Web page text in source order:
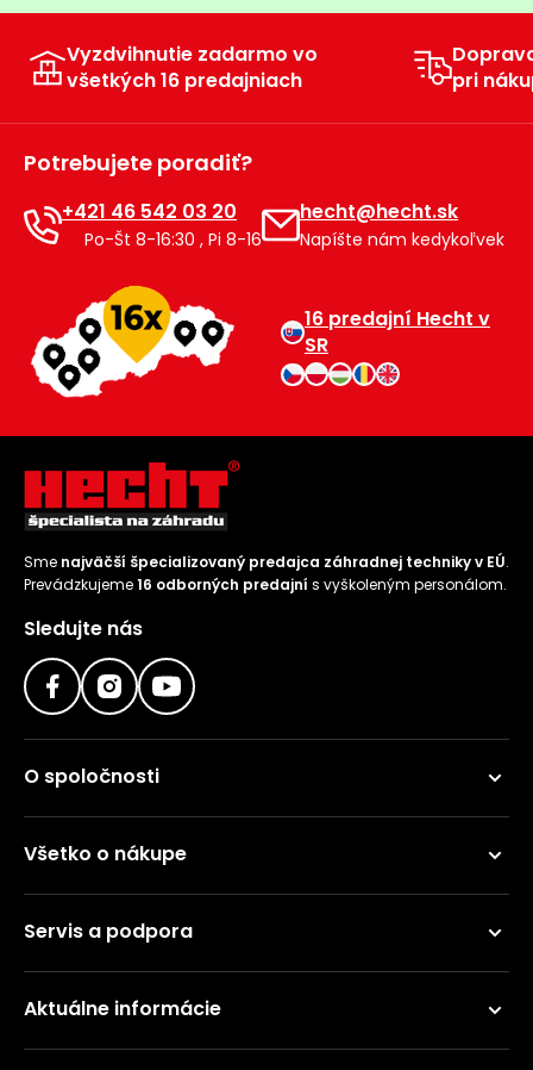
Vyzdvihnutie zadarmo vo
všetkých 16 predajniach
pri
Potrebujete poradiť?
+421 46 542 03 20
Po-Št 8-16:30 , Pi 8-16
hecht@hecht.sk
Napíšte nám kedykoľvek
16 predajní Hecht v
SR
Sme najväčší špecializovaný predajca záhradnej techniky v EÚ.
Prevádzkujeme16 odborných predajní s vyškoleným personálom.
Sledujte nás
O spoločnosti
Všetko o nákupe
Servis a podpora
Aktuálne informácie